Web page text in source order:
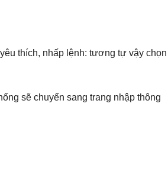
thích, nhấp lệnh: tương tự vậy chọn
sẽ chuyển sang trang nhập thông